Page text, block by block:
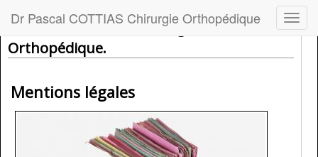
Menu
Dr Pascal COTTIAS Chirurgie Orthopédique
Dr Pascal Cottias - Chirurgien
Orthopédique.
Mentions légales